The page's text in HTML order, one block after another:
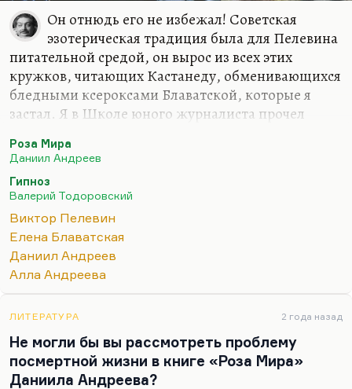
Он отнюдь его не избежал! Советская
эзотерическая традиция была для Пелевина
питательной средой, он вырос из всех этих
кружков, читающих Кастанеду, обменивающихся
бледными ксероксами Блаватской, которые я
застал. Я в Школе юного журналиста прочел
была преподавательница, вхожая в кружок Аллы
Андреевой, вдовы Даниила Леонидовича, и я…
Кстати говоря, Леонид Николаевич тоже был
близок к эзотерическим кругам. Даниил
Леонидович был гений, и я ни секунды в этом не
сомневался. И я в 1984 году на первом курсе
вместо того, чтобы внимательно изучать историю
зарубежной печати и, в частности, марксизма,
добрая и…
Роза Мира
Даниил Андреев
Гипноз
Валерий Тодоровский
Виктор Пелевин
Елена Блаватская
Даниил Андреев
Алла Андреева
ЛИТЕРАТУРА 2 года назад
Не могли бы вы рассмотреть проблему
посмертной жизни в книге «Роза Мира»
Даниила Андреева?